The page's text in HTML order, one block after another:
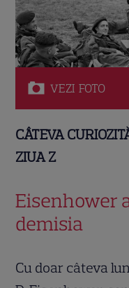
VEZI FOTO
CÂTEVA
ZIUA Z
Eisenhower
demisia
Cu doar câteva